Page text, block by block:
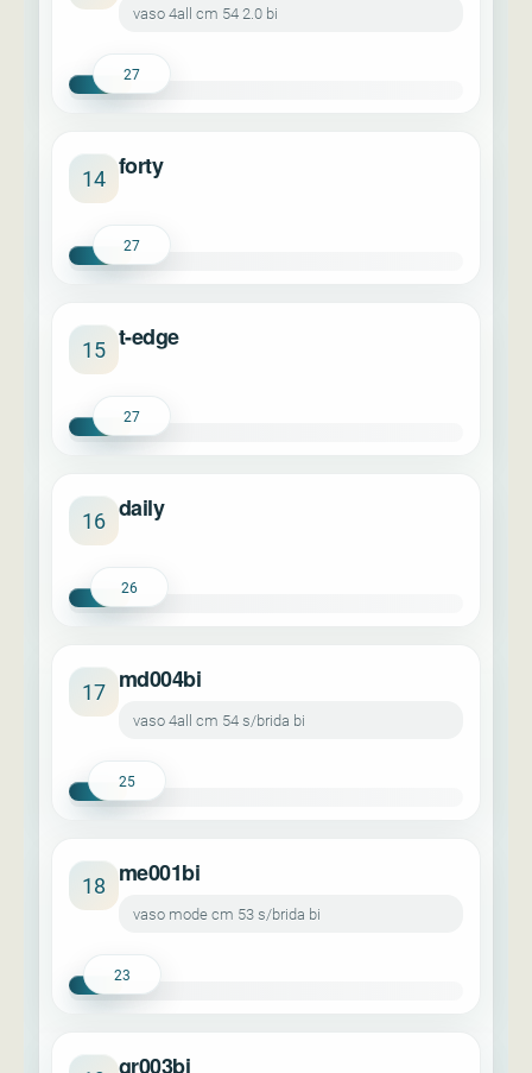
vaso 4all cm 54 2.0 bi
27
14 forty
27
15 t-edge
27
16 daily
26
17 md004bi
vaso 4all cm 54 s/brida bi
25
18 me001bi
vaso mode cm 53 s/brida bi
23
gr003bi